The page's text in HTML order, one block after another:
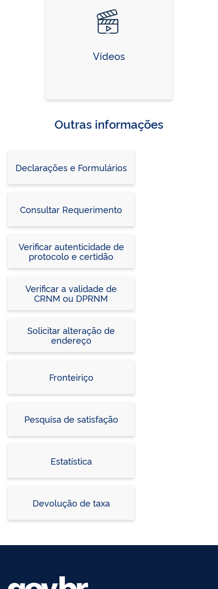
Vídeos
Outras informações
Declarações e Formulários
Consultar Requerimento
Verificar autenticidade de
protocolo e certidão
Verificar a validade de
CRNM ou DPRNM
Solicitar alteração de
endereço
Fronteiriço
Pesquisa de satisfação
Estatística
Devolução de taxa